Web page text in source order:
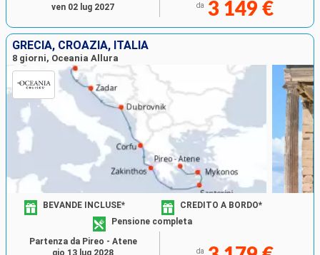
da 3 149 €
ven 02 lug 2027
GRECIA, CROAZIA, ITALIA
8 giorni, Oceania Allura
BEVANDE INCLUSE*
CREDITO A BORDO*
Pensione completa
da
Partenza da Pireo - Atene
gio 13 lug 2028